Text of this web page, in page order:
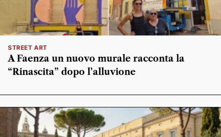
STREET ART
A Faenza un nuovo murale racconta la
“Rinascita” dopo l’alluvione